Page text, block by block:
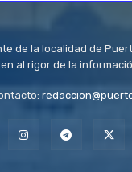
de la localidad de
al rigor de la